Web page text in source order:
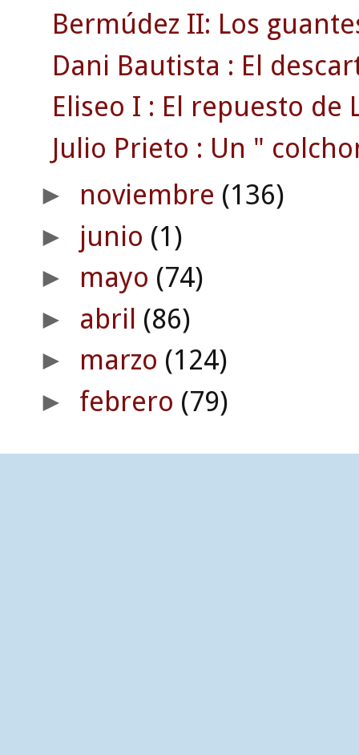
Bermúdez II: Los
Dani Bautista : El
Eliseo I : El repuesto de
Julio Prieto : Un "
► noviembre (136)
► junio (1)
► mayo (74)
► abril (86)
► marzo (124)
► febrero (79)